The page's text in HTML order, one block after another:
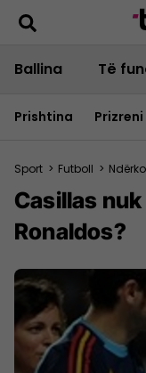
Ballina Të
Prishtina Prizreni
Sport > Futboll >
Casillas
Ronaldos?